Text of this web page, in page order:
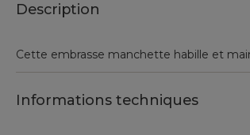
Description
Cette embrasse manchette habille et
Informations techniques